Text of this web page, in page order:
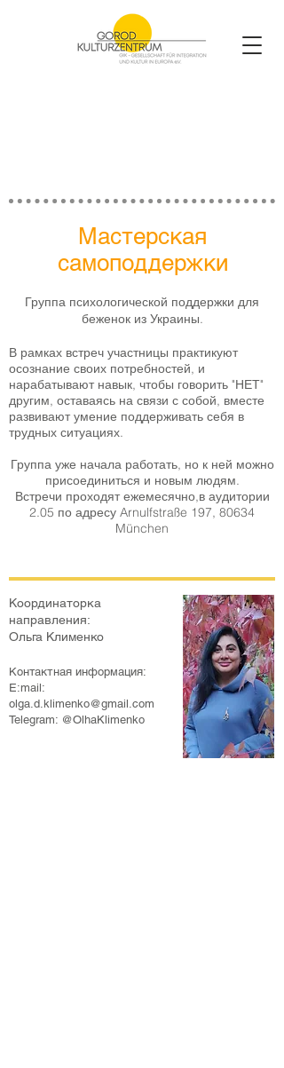
Мастерская
самоподдержки
Группа психологической поддержки для
беженок из Украины.
В рамках встреч участницы практикуют
осознание своих потребностей, и
нарабатывают навык, чтобы говорить "НЕТ"
другим, оставаясь на связи с собой, вместе
развивают умение поддерживать себя в
трудных ситуациях.
Группа уже начала работать, но к ней можно
присоединиться и новым людям.
Встречи проходят ежемесячно,в аудитории
2.05 по адресу Arnulfstraße 197, 80634
München
Координаторка
направления:
Ольга Клименко
Контактная информация:
E:mail:
olga.d.klimenko@gmail.com
Telegram: @OlhaKlimenko